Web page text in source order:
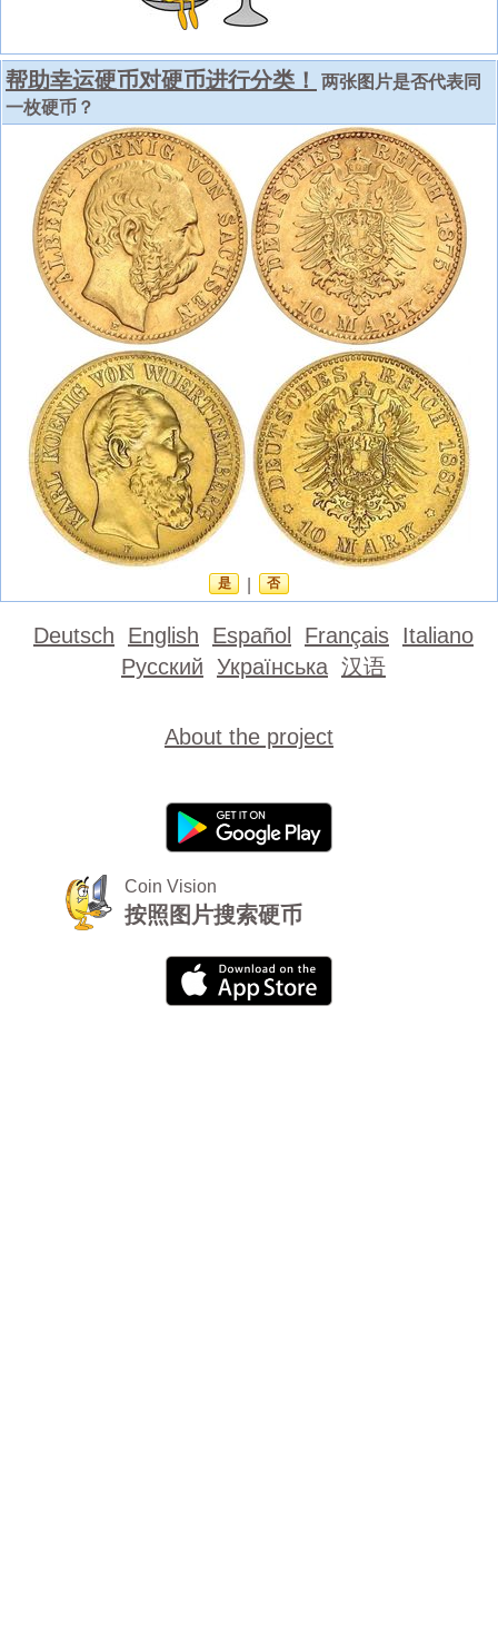
帮助幸运硬币对硬币进行分类！
两张图片是否代表同
一枚硬币？
是 否
Deutsch English Español Français Italiano
Русский Українська 汉语
About the project
Coin Vision
按照图片搜索硬币